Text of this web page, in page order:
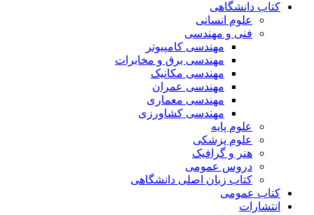
کتاب دانشگاهی
علوم انسانی
فنی و مهندسی
مهندسی کامپیوتر
مهندسی برق و مخابرات
مهندسی مکانیک
مهندسی عمران
مهندسی معماری
مهندسی کشاورزی
علوم پایه
علوم پزشکی
هنر و گرافیک
دروس عمومی
کتاب زبان اصلی دانشگاهی
کتاب عمومی
انتشارات